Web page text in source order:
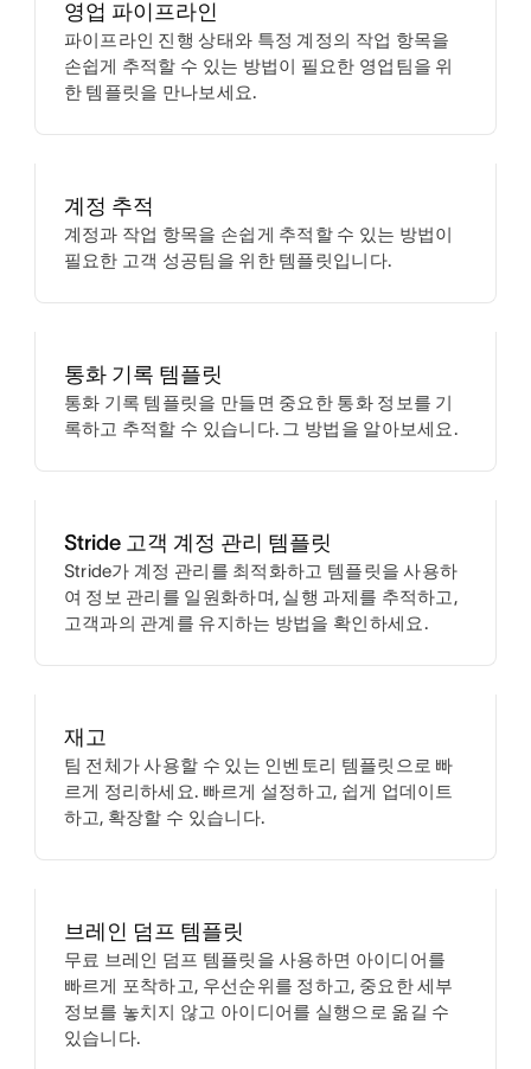
영업 파이프라인
파이프라인 진행 상태와 특정 계정의 작업 항목을
손쉽게 추적할 수 있는 방법이 필요한 영업팀을 위
한 템플릿을 만나보세요.
계정 추적
계정과 작업 항목을 손쉽게 추적할 수 있는 방법이
필요한 고객 성공팀을 위한 템플릿입니다.
통화 기록 템플릿
통화 기록 템플릿을 만들면 중요한 통화 정보를 기
록하고 추적할 수 있습니다. 그 방법을 알아보세요.
Stride 고객 계정 관리 템플릿
Stride가 계정 관리를 최적화하고 템플릿을 사용하
여 정보 관리를 일원화하며, 실행 과제를 추적하고,
고객과의 관계를 유지하는 방법을 확인하세요.
재고
팀 전체가 사용할 수 있는 인벤토리 템플릿으로 빠
르게 정리하세요. 빠르게 설정하고, 쉽게 업데이트
하고, 확장할 수 있습니다.
브레인 덤프 템플릿
무료 브레인 덤프 템플릿을 사용하면 아이디어를
빠르게 포착하고, 우선순위를 정하고, 중요한 세부
정보를 놓치지 않고 아이디어를 실행으로 옮길 수
있습니다.